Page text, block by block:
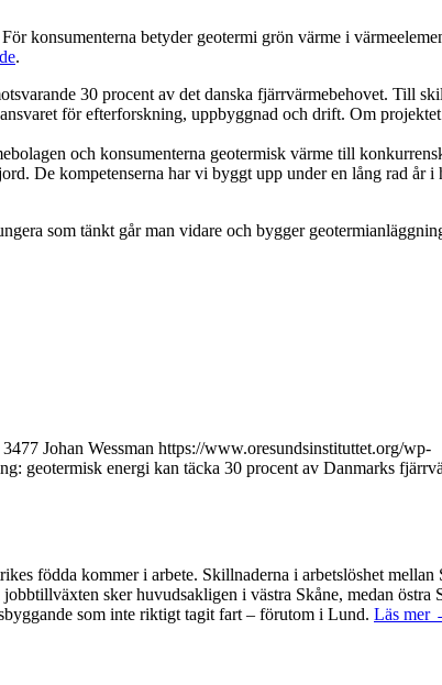
konsumenterna betyder geotermi grön värme i
.
30 procent av det danska fjärrvärmebehovet. Till
för efterforskning, uppbyggnad och drift. Om
och konsumenterna geotermisk värme till
De kompetenserna har vi byggt upp under en lång rad år i
som tänkt går man vidare och bygger
3477 Johan Wessman https://www.oresundsinstituttet.org/wp-
geotermisk energi kan täcka 30 procent av Danmarks
födda kommer i arbete. Skillnaderna i arbetslöshet mellan
sker huvudsakligen i västra Skåne, medan östra
som inte riktigt tagit fart – förutom i Lund. Läs mer